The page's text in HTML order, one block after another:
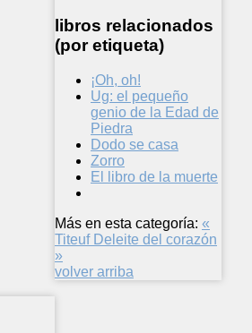
libros relacionados
(por etiqueta)
¡Oh, oh!
Ug: el pequeño
genio de la Edad de
Piedra
Dodo se casa
Zorro
El libro de la muerte
Más en esta categoría: «
Titeuf Deleite del corazón
»
volver arriba